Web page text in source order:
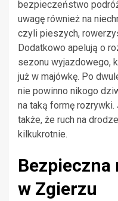
bezpieczeństwo
uwagę również na
czyli pieszych,
Dodatkowo apelują o
sezonu wyjazdowego,
już w majówkę. Po
nie powinno nikogo
na taką formę
także, że ruch na
kilkukrotnie.
Bezpieczna
w Zgierzu